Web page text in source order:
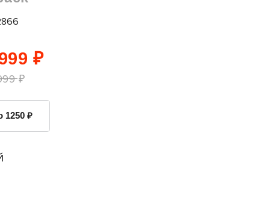
₽
₽
1250 ₽